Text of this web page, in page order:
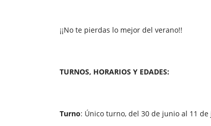
¡¡No te pierdas lo mejor del verano!!
TURNOS, HORARIOS Y EDADES:
Turno: Único turno, del 30 de junio al 11